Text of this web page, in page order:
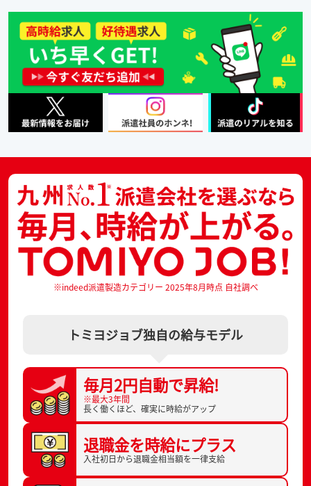
※indeed派遣製造カテゴリー 2025年8月時点 自社調べ
トミヨジョブ独自の給与モデル
毎月2円自動で昇給!
※最大3年間
長く働くほど、 確実に時給がアップ
退職金を時給にプラス
入社初日から退職金相当額を一律支給